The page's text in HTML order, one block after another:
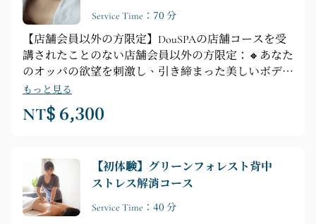
Service Time：70 分
【店舗会員以外の方限定】DouSPAの店舗コースを受
講されたことのない店舗会員以外の方限定：🔸あなた
のオッパの欲望を刺激し、引き締まった美しいボディ
ラインを手に入れましょう🔸【コース内容】プロによ
るカウンセリング ► シャワー ► 全身リラクゼーショ
ン ► 20分間のフェイシャルシェイピング（腕、お
もっと見る
NT$ 6,300
【初体験】グリーンフォレスト背中
ストレス解消コース
Service Time：40 分